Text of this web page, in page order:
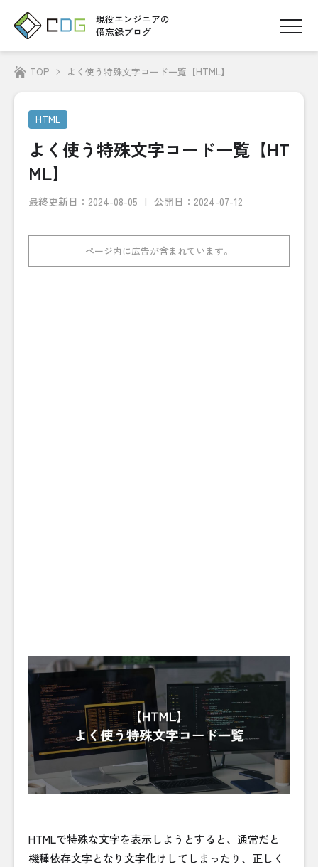
現役エンジニアの
備忘録ブログ
TOP よく使う特殊文字コード一覧【HTML】
HTML
よく使う特殊文字コード一覧【HT
ML】
最終更新日： 2024-08-05 公開日：2024-07-12
ページ内に広告が含まれています。
HTMLで特殊な文字を表示しようとすると、通常だと
機種依存文字となり文字化けしてしまったり、正しく